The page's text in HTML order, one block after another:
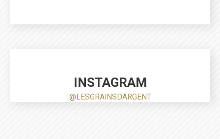
INSTAGRAM
@LESGRAINSDARGENT